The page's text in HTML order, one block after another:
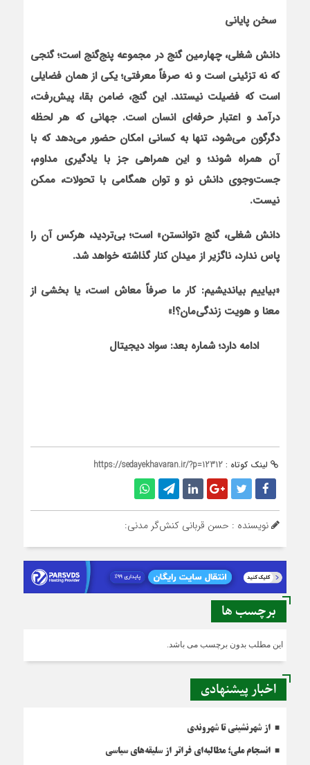
سخن پایانی
دانش شغلی، چهارمین گنج در مجموعه پنج‌گنج است؛ گنجی
که نه تزئینی است و نه صرفاً معرفتی؛ یکی از همان فضایلی
است که فضیلت نیستند. این گنج، ضامن بقا، پیش‌رفت،
درآمد و اعتبار حرفه‌ای انسان است. جهانی که هر لحظه
دگرگون می‌شود، تنها به کسانی امکان حضور می‌دهد که با
آن همراه شوند؛ و این همراهی جز با یادگیری مداوم،
جست‌وجوی دانش نو و توان همگامی با تحولات، ممکن
نیست.
دانش شغلی، گنج «توانستن» است؛ بی‌تردید، هرکس آن را
پاس ندارد، ناگزیر از میدان کنار گذاشته خواهد شد.
«بیاییم بیاندیشیم: کار ما صرفاً معاش است، یا بخشی از
معنا و هویت زندگی‌مان؟!»
ادامه دارد؛ شماره بعد: سواد دیجیتال
لینک کوتاه : https://sedayekhavaran.ir/?p=12312
نویسنده : حسن قربانی‌ کنش‌گر مدنی:
برچسب ها
این مطلب بدون برچسب می باشد.
اخبار پیشنهادی
از شهرنشینی تا شهروندی
انسجام ملی؛ مطالبه‌ای فراتر از سلیقه‌های سیاسی